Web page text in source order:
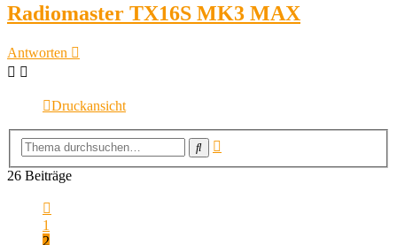
Radiomaster TX16S MK3 MAX
Antworten
Druckansicht
Suche
26 Beiträge
1
2